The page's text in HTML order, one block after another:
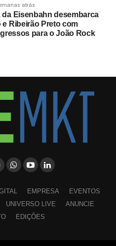
atrás
da Eisenbahn desembarca
e Ribeirão Preto com
para o João Rock
EMPRESA
EVENTOS
UNIVERSO LIVE
ANUNCIE
EDIÇÕES